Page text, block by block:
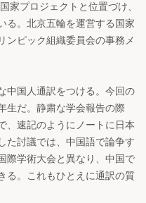
家プロジェクトと位置づけ、
る。北京五輪を運営する国家
ンピック組織委員会の事務メ
中国人通訳をつける。今回の
生だ。静粛な学会報告の際
、速記のようにノートに日本
た討議では、中国語で論争す
際学術大会と異なり、中国で
る。これもひとえに通訳の質